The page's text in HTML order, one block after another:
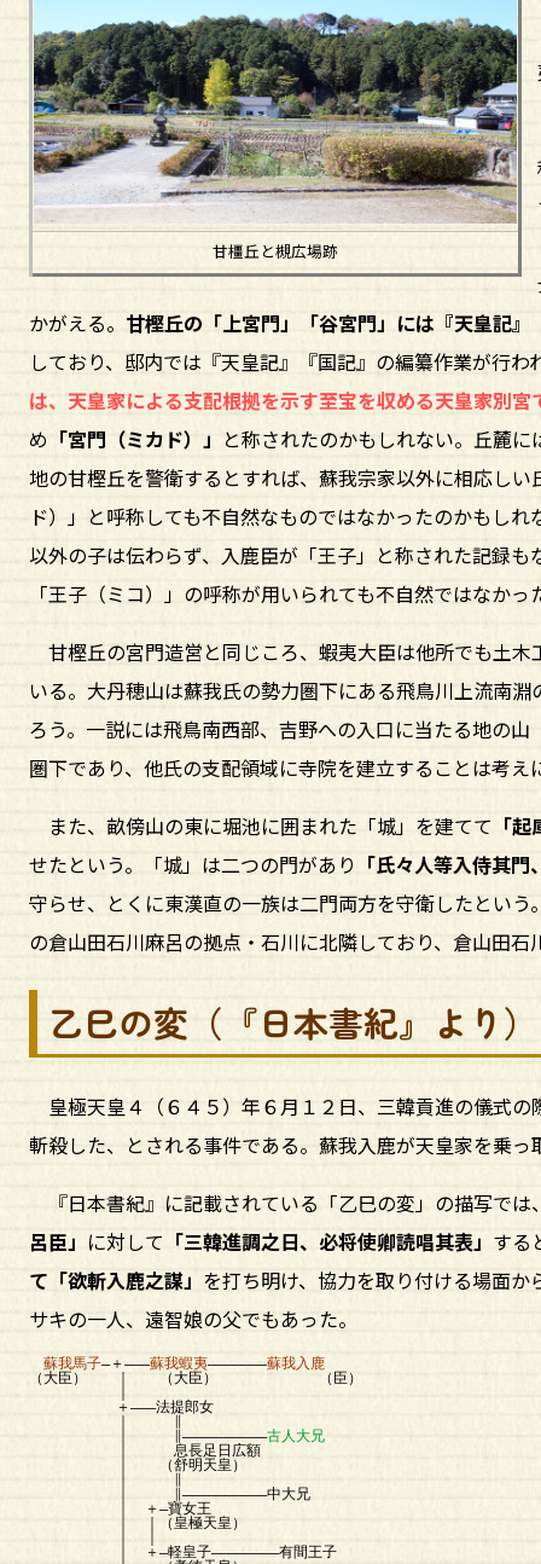
甘橿丘と槻広場跡
かがえる。 甘樫丘の「上宮門」「谷宮門」には『天皇記
しており、邸内では『天皇記』『国記』の編纂作業が行わ
は、天皇家による支配根拠を示す至宝を収める天皇家別
め 「宮門（ミカド）」 と称されたのかもしれない。丘麓
地の甘樫丘を警衛するとすれば、蘇我宗家以外に相応し
ド）」と呼称しても不自然なものではなかったのかもし
以外の子は伝わらず、入鹿臣が「王子」と称された記録
「王子（ミコ）」の呼称が用いられても不自然ではなか
甘樫丘の宮門造営と同じころ、蝦夷大臣は他所でも土木
いる。大丹穂山は蘇我氏の勢力圏下にある飛鳥川上流南
ろう。一説には飛鳥南西部、吉野への入口に当たる地の
圏下であり、他氏の支配領域に寺院を建立することは考え
また、畝傍山の東に堀池に囲まれた「城」を建てて 「
せたという。「城」は二つの門があり 「氏々人等入侍其
守らせ、とくに東漢直の一族は二門両方を守衛したとい
の倉山田石川麻呂の拠点・石川に北隣しており、倉山田
乙巳の変（『日本書紀』より）
皇極天皇４（６４５）年６月１２日、三韓貢進の儀式
斬殺した、とされる事件である。蘇我入鹿が天皇家を乗
『日本書紀』に記載されている「乙巳の変」の描写で
呂臣」 に対して 「三韓進調之日、必将使卿読唱其表」 する
て「欲斬入鹿之謀」 を打ち明け、協力を取り付ける場面か
サキの一人、遠智娘の父でもあった。
蘇我馬子―＋―――蘇我蝦夷―――――――蘇我入鹿
（大臣） ｜ （大臣） （臣）
＋―――法提郎女
｜ ∥――――――――――古人大兄
｜ 息長足日広額
｜ （舒明天皇）
｜ ∥――――――――――中大兄
｜ ＋―寶女王
｜ ｜（皇極天皇）
｜ ＋―軽皇子――――――――有間王子